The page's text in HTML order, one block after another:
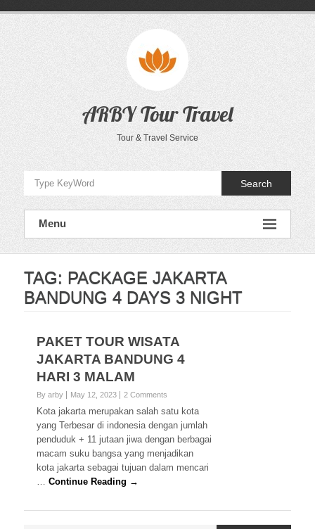
ARBY Tour Travel
Tour & Travel Service
Search
Menu
TAG: PACKAGE JAKARTA
BANDUNG 4 DAYS 3 NIGHT
PAKET TOUR WISATA
JAKARTA BANDUNG 4
HARI 3 MALAM
By arby May 12, 2023 2 Comments
Kota jakarta merupakan salah satu kota
yang Terbesar di indonesia dengan jumlah
penduduk + 11 jutaan jiwa dengan berbagai
macam suku bangsa yang menjadikan
kota jakarta sebagai tujuan dalam mencari
…Continue Reading →